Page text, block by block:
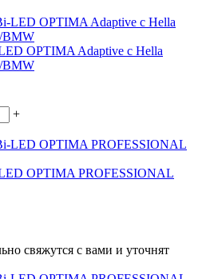
OPTIMA Adaptive с Hella
BMW
+
OPTIMA PROFESSIONAL
свяжутся с вами и уточнят